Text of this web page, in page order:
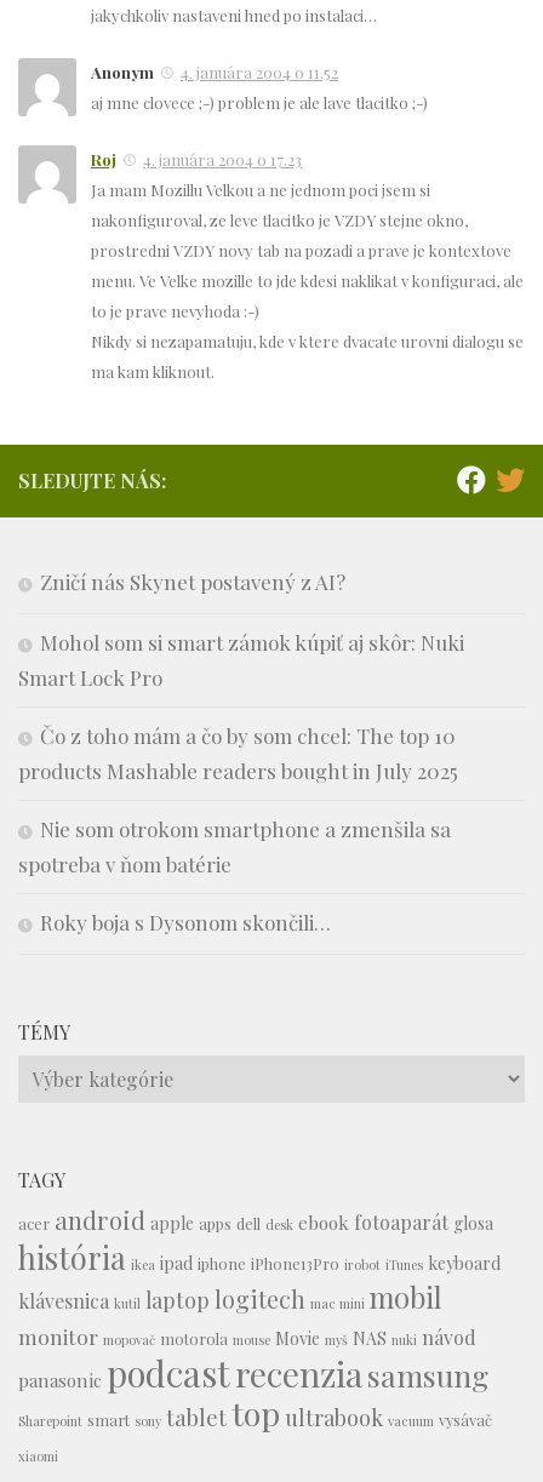
jakychkoliv nastaveni hned po instalaci…
Anonym
4. januára 2004 o 11.52
aj mne clovece ;-) problem je ale lave tlacitko ;-)
Roj
4. januára 2004 o 17.23
Ja mam Mozillu Velkou a ne jednom poci jsem si
nakonfiguroval, ze leve tlacitko je VZDY stejne okno,
prostredni VZDY novy tab na pozadi a prave je kontextove
menu. Ve Velke mozille to jde kdesi naklikat v konfiguraci, ale
to je prave nevyhoda :-)
Nikdy si nezapamatuju, kde v ktere dvacate urovni dialogu se
ma kam kliknout.
SLEDUJTE NÁS:
Zničí nás Skynet postavený z AI?
Mohol som si smart zámok kúpiť aj skôr: Nuki
Smart Lock Pro
Čo z toho mám a čo by som chcel: The top 10
products Mashable readers bought in July 2025
Nie som otrokom smartphone a zmenšila sa
spotreba v ňom batérie
Roky boja s Dysonom skončili…
TÉMY
Témy
TAGY
acer android apple apps dell desk ebook fotoaparát glosa
história ikea ipad iphone iPhone13Pro irobot iTunes keyboard
klávesnica kutil laptop logitech mac mini mobil
monitor mopovač motorola mouse Movie myš NAS nuki návod
panasonic podcastrecenziasamsung
Sharepoint smart sony tablettop ultrabook vacuum vysávač
xiaomi